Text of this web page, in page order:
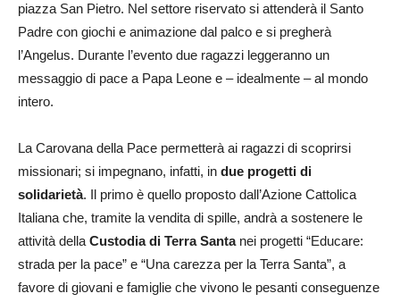
piazza San Pietro. Nel settore riservato si attenderà il Santo
Padre con giochi e animazione dal palco e si pregherà
l’Angelus. Durante l’evento due ragazzi leggeranno un
messaggio di pace a Papa Leone e – idealmente – al mondo
intero.
La Carovana della Pace permetterà ai ragazzi di scoprirsi
missionari; si impegnano, infatti, in due progetti di
solidarietà. Il primo è quello proposto dall’Azione Cattolica
Italiana che, tramite la vendita di spille, andrà a sostenere le
attività della Custodia di Terra Santanei progetti “Educare:
strada per la pace” e “Una carezza per la Terra Santa”, a
favore di giovani e famiglie che vivono le pesanti conseguenze